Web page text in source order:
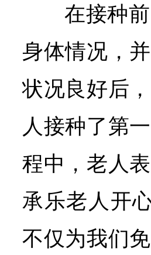
在接种
身体情况，
状况良好后
人接种了第
程中，老人
承乐老人开
不仅为我们